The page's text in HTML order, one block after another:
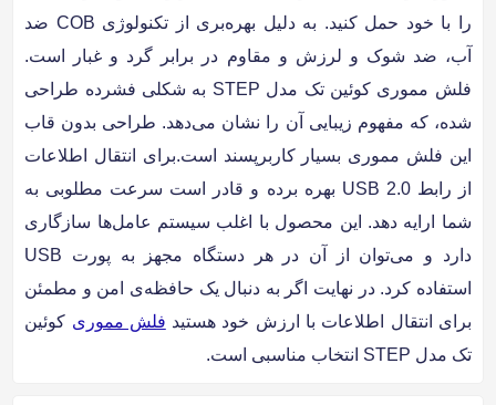
را با خود حمل کنید. به دلیل بهره‌بری از تکنولوژی COB ضد
آب، ضد شوک و لرزش و مقاوم در برابر گرد و غبار است.
فلش مموری کوئین تک مدل STEP به شکلی فشرده طراحی
شده، که مفهوم زیبایی آن را نشان می‌دهد. طراحی بدون قاب
این فلش مموری بسیار کاربرپسند است.برای انتقال اطلاعات
از رابط USB 2.0 بهره برده و قادر است سرعت مطلوبی به
شما ارایه دهد. این محصول با اغلب سیستم عامل‌ها سازگاری
دارد و می‌توان از آن در هر دستگاه مجهز به پورت USB
استفاده کرد. در نهایت اگر به دنبال یک حافظه‌ی امن و مطمئن
برای انتقال اطلاعات با ارزش خود هستید فلش مموری کوئین
تک مدل STEP انتخاب مناسبی است.